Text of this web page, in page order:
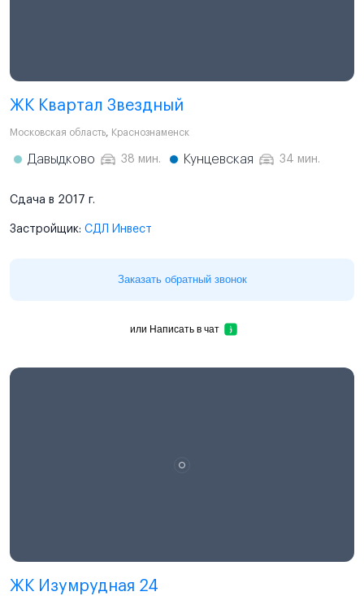
ЖК Квартал Звездный
Московская область, Краснознаменск
Давыдково 38 мин. Кунцевская 34 мин.
Сдача в 2017 г.
Застройщик: СДЛ Инвест
Заказать обратный звонок
или Написать в чат
ЖК Изумрудная 24